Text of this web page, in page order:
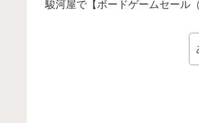
駿河屋で【ボードゲームセール